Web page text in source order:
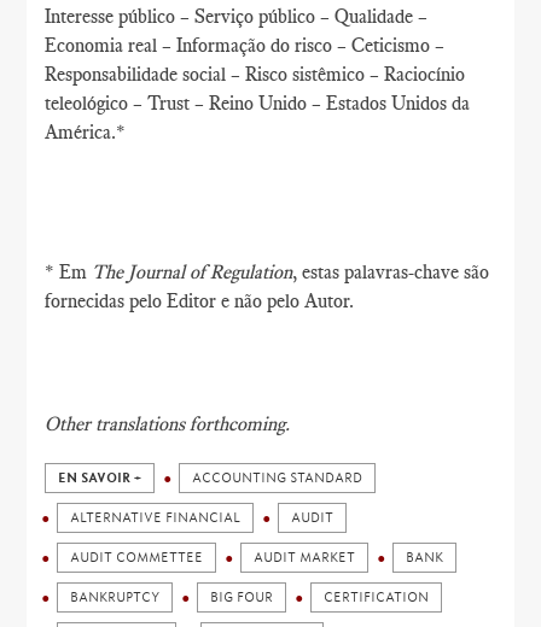
Interesse público – Serviço público – Qualidade –
Economia real – Informação do risco – Ceticismo –
Responsabilidade social – Risco sistêmico – Raciocínio
teleológico – Trust – Reino Unido – Estados Unidos da
América.*
* Em The Journal of Regulation, estas palavras-chave são
fornecidas pelo Editor e não pelo Autor.
Other translations forthcoming.
EN SAVOIR + ACCOUNTING STANDARD
ALTERNATIVE FINANCIAL AUDIT
AUDIT COMMETTEE AUDIT MARKET BANK
BANKRUPTCY BIG FOUR CERTIFICATION